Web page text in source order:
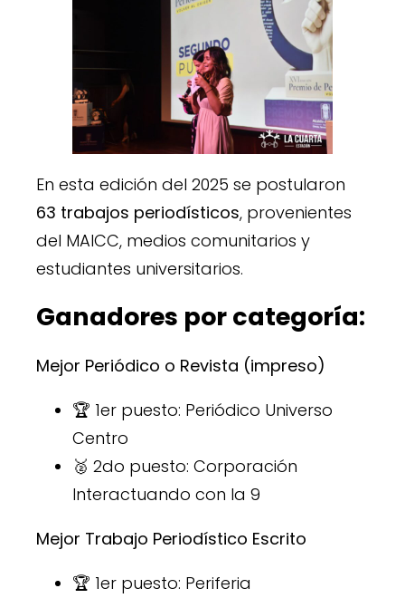
En esta edición del 2025 se postularon
63 trabajos periodísticos, provenientes
del MAICC, medios comunitarios y
estudiantes universitarios.
Ganadores por categoría:
Mejor Periódico o Revista (impreso)
🏆 1er puesto: Periódico Universo
Centro
🥈 2do puesto: Corporación
Interactuando con la 9
Mejor Trabajo Periodístico Escrito
🏆 1er puesto: Periferia